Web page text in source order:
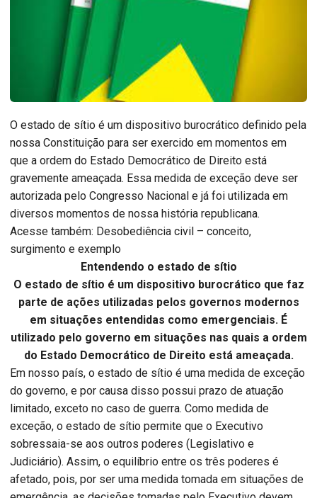
O estado de sítio é um dispositivo burocrático definido pela
nossa Constituição para ser exercido em momentos em
que a ordem do Estado Democrático de Direito está
gravemente ameaçada. Essa medida de exceção deve ser
autorizada pelo Congresso Nacional e já foi utilizada em
diversos momentos de nossa história republicana.
Acesse também: Desobediência civil – conceito,
surgimento e exemplo
Entendendo o estado de sítio
O estado de sítio é um dispositivo burocrático que faz
parte de ações utilizadas pelos governos modernos
em situações entendidas como emergenciais. É
utilizado pelo governo em situações nas quais a ordem
do Estado Democrático de Direito está ameaçada.
Em nosso país, o estado de sítio é uma medida de exceção
do governo, e por causa disso possui prazo de atuação
limitado, exceto no caso de guerra. Como medida de
exceção, o estado de sítio permite que o Executivo
sobressaia-se aos outros poderes (Legislativo e
Judiciário). Assim, o equilíbrio entre os três poderes é
afetado, pois, por ser uma medida tomada em situações de